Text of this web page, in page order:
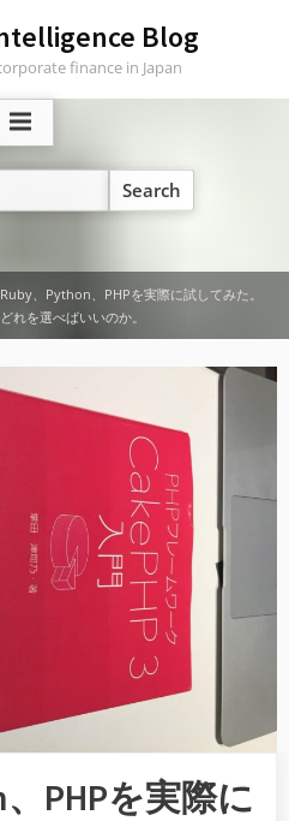
Blog
finance in Japan
Ruby、Python、PHPを実際に試してみた。
どれを選べばいいのか。
PHPを実際に